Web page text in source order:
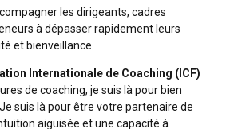
les dirigeants, cadres
à dépasser rapidement leurs
et bienveillance.
Internationale de Coaching (ICF)
de coaching, je suis là pour bien
suis là pour être votre partenaire de
aiguisée et une capacité à